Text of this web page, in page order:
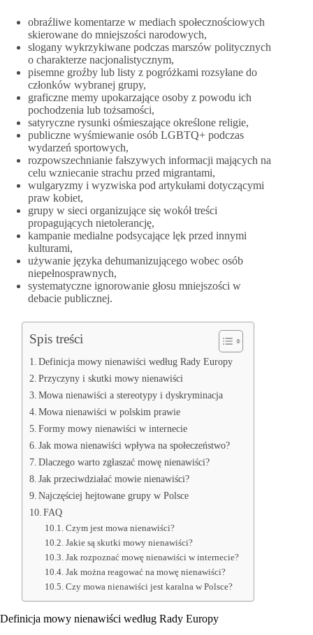
obraźliwe komentarze w mediach społecznościowych
skierowane do mniejszości narodowych,
slogany wykrzykiwane podczas marszów politycznych
o charakterze nacjonalistycznym,
pisemne groźby lub listy z pogróżkami rozsyłane do
członków wybranej grupy,
graficzne memy upokarzające osoby z powodu ich
pochodzenia lub tożsamości,
satyryczne rysunki ośmieszające określone religie,
publiczne wyśmiewanie osób LGBTQ+ podczas
wydarzeń sportowych,
rozpowszechnianie fałszywych informacji mających na
celu wzniecanie strachu przed migrantami,
wulgaryzmy i wyzwiska pod artykułami dotyczącymi
praw kobiet,
grupy w sieci organizujące się wokół treści
propagujących nietolerancję,
kampanie medialne podsycające lęk przed innymi
kulturami,
używanie języka dehumanizującego wobec osób
niepełnosprawnych,
systematyczne ignorowanie głosu mniejszości w
debacie publicznej.
Spis treści
Definicja mowy nienawiści według Rady Europy
Przyczyny i skutki mowy nienawiści
Mowa nienawiści a stereotypy i dyskryminacja
Mowa nienawiści w polskim prawie
Formy mowy nienawiści w internecie
Jak mowa nienawiści wpływa na społeczeństwo?
Dlaczego warto zgłaszać mowę nienawiści?
Jak przeciwdziałać mowie nienawiści?
Najczęściej hejtowane grupy w Polsce
FAQ
Czym jest mowa nienawiści?
Jakie są skutki mowy nienawiści?
Jak rozpoznać mowę nienawiści w internecie?
Jak można reagować na mowę nienawiści?
Czy mowa nienawiści jest karalna w Polsce?
Definicja mowy nienawiści według Rady Europy